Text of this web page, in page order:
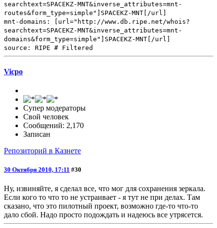
searchtext=SPACEKZ-MNT&inverse_attributes=mnt-
routes&form_type=simple"]SPACEKZ-MNT[/url]
mnt-domains: [url="http://www.db.ripe.net/whois?
searchtext=SPACEKZ-MNT&inverse_attributes=mnt-
domains&form_type=simple"]SPACEKZ-MNT[/url]
source: RIPE # Filtered
Vicpo
Супер модераторы
Свой человек
Сообщений: 2,170
Записан
Репозиторий в Казнете
30 Октября 2010, 17:11 #30
Ну, извиняйте, я сделал все, что мог для сохранения зеркала.
Если кого то что то не устраивает - я тут не при делах. Там
сказано, что это пилотный проект, возможно где-то что-то
дало сбой. Надо просто подождать и надеюсь все утрясется.